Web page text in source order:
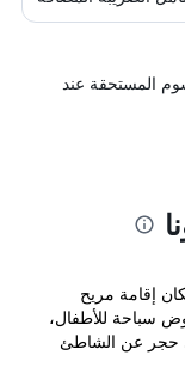
المستحقة عند
إقامة مريح
سباحة للأطفال،
حجر عن الشاطئ